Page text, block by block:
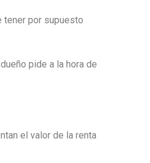
tener por supuesto
pide a la hora de
el valor de la renta